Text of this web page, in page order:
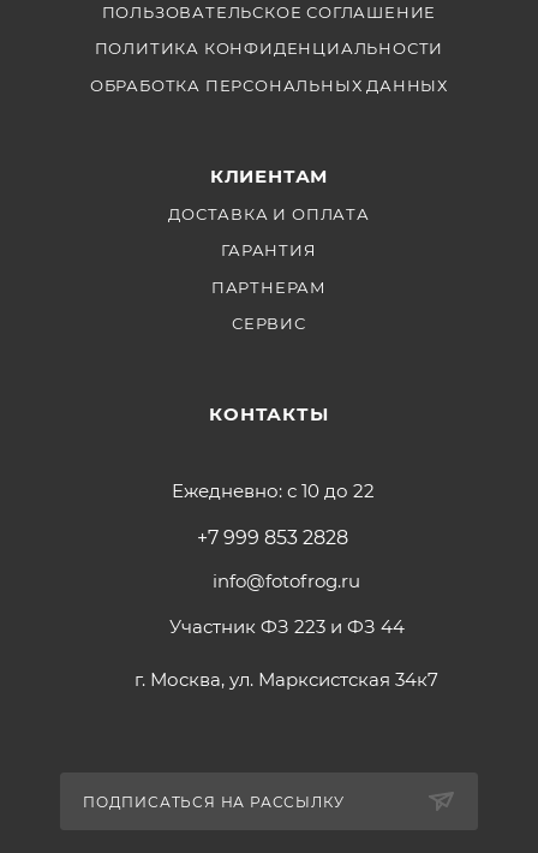
ПОЛЬЗОВАТЕЛЬСКОЕ СОГЛАШЕНИЕ
ПОЛИТИКА КОНФИДЕНЦИАЛЬНОСТИ
ОБРАБОТКА ПЕРСОНАЛЬНЫХ ДАННЫХ
КЛИЕНТАМ
ДОСТАВКА И ОПЛАТА
ГАРАНТИЯ
ПАРТНЕРАМ
СЕРВИС
КОНТАКТЫ
Ежедневно: с 10 до 22
+7 999 853 2828
info@fotofrog.ru
Участник ФЗ 223 и ФЗ 44
г. Москва, ул. Марксистская 34к7
ПОДПИСАТЬСЯ НА РАССЫЛКУ